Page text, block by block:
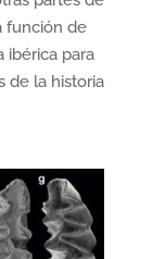
función de
ibérica para
de la historia